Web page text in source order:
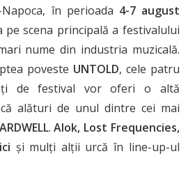
în perioada 4-7 august
pe scena principală a festivalului
nume din industria muzicală.
poveste UNTOLD, cele patru
de festival vor oferi o altă
alături de unul dintre cei mai
.Alok, Lost Frequencies,
și mulți alții urcă în line-up-ul